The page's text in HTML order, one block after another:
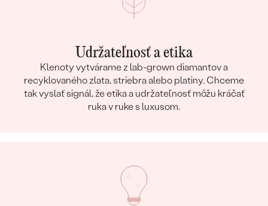
Udržateľnosť a etika
Klenoty vytvárame z lab-grown diamantov a
recyklovaného zlata, striebra alebo platiny. Chceme
tak vyslať signál, že etika a udržateľnosť môžu kráčať
ruka v ruke s luxusom.